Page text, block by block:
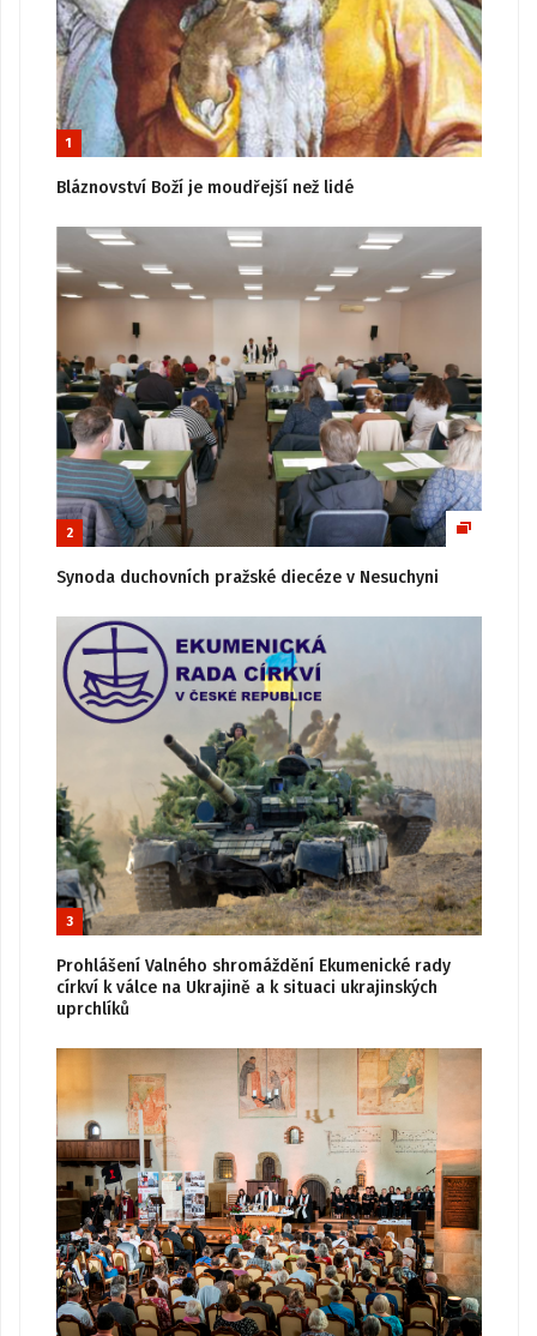
1
Bláznovství Boží je moudřejší než lidé
2
Synoda duchovních pražské diecéze v Nesuchyni
3
Prohlášení Valného shromáždění Ekumenické rady
církví k válce na Ukrajině a k situaci ukrajinských
uprchlíků